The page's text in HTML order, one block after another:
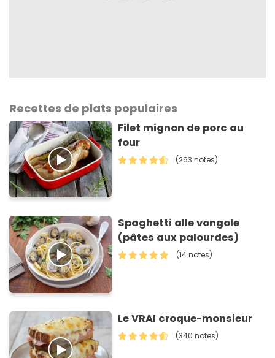
Recettes de plats populaires
Filet mignon de porc au
four
(263 notes)
Spaghetti alle vongole
(pâtes aux palourdes)
(14 notes)
Le VRAI croque-monsieur
(340 notes)